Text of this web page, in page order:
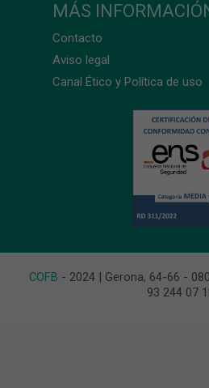
MÁS
Contacto
Aviso legal
Canal Ético y Política de uso
COFB - 2024 | Gerona, 64-66 -
93 244 07